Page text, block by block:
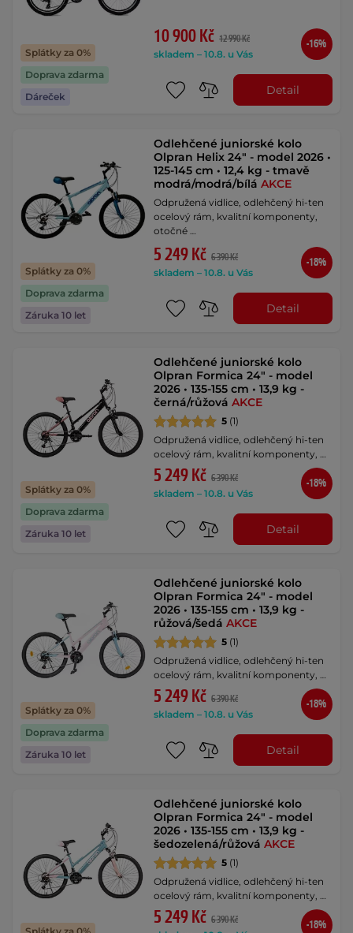
Splátky za 0%
Doprava zdarma
Dáreček
10 900 Kč 12 990 Kč
skladem – 10.8. u Vás
-16%
Detail
Splátky za 0%
Doprava zdarma
Záruka 10 let
Odlehčené juniorské kolo
Olpran Helix 24" - model 2026 •
125-145 cm • 12,4 kg - tmavě
modrá/modrá/bíláAKCE
Odpružená vidlice, odlehčený hi-ten
ocelový rám, kvalitní komponenty,
otočné …
5 249 Kč 6 390 Kč
skladem – 10.8. u Vás
-18%
Detail
Splátky za 0%
Doprava zdarma
Záruka 10 let
Odlehčené juniorské kolo
Olpran Formica 24" - model
2026 • 135-155 cm • 13,9 kg -
černá/růžováAKCE
5 (1)
Odpružená vidlice, odlehčený hi-ten
ocelový rám, kvalitní komponenty, …
5 249 Kč 6 390 Kč
skladem – 10.8. u Vás
-18%
Detail
Splátky za 0%
Doprava zdarma
Záruka 10 let
Odlehčené juniorské kolo
Olpran Formica 24" - model
2026 • 135-155 cm • 13,9 kg -
růžová/šedáAKCE
5 (1)
Odpružená vidlice, odlehčený hi-ten
ocelový rám, kvalitní komponenty, …
5 249 Kč 6 390 Kč
skladem – 10.8. u Vás
-18%
Detail
Odlehčené juniorské kolo
Olpran Formica 24" - model
2026 • 135-155 cm • 13,9 kg -
šedozelená/růžováAKCE
5 (1)
Odpružená vidlice, odlehčený hi-ten
ocelový rám, kvalitní komponenty, …
5 249 Kč 6 390 Kč
-18%